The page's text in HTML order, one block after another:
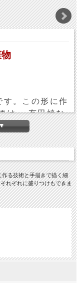
す。この形に作
は、 有田焼な
それぞれに盛
12.6cm
る技術と手描きで描く細
れぞれに盛りつけもできま